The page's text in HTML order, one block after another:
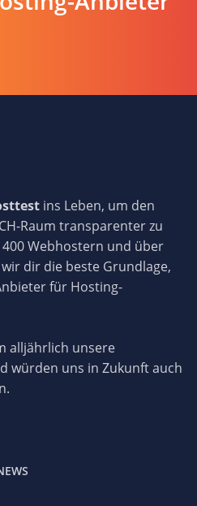
ins Leben, um den
Raum transparenter zu
Webhostern und über
dir die beste Grundlage,
für Hosting-
alljährlich unsere
würden uns in Zukunft auch